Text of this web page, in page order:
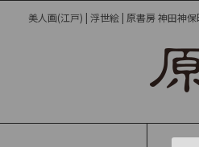
美人画(江戸) | 浮世絵 | 原書房 神田神保